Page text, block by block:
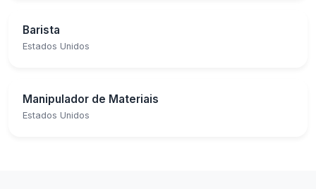
Barista
Estados Unidos
Manipulador de Materiais
Estados Unidos